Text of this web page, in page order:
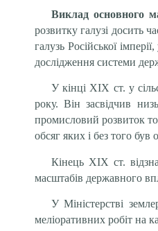
Виклад основного
розвитку галузі досить
галузь Російської
дослідження системи
У кінці ХІХ ст. у
року. Він засвідчив
промисловий розвиток
обсяг яких і без того
Кінець ХІХ ст.
масштабів державного
У Міністерстві
меліоративних робіт на